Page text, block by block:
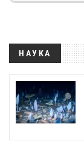
НАУКА